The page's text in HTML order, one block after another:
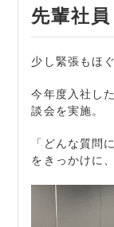
先輩社
少し緊張もほ
今年度入社し
談会を実施。
「どんな質問
をきっかけに